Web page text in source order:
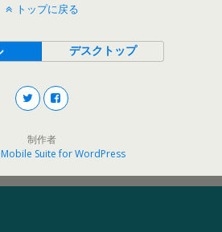
トップに戻る
デスクトップ
制作者
Suite for WordPress